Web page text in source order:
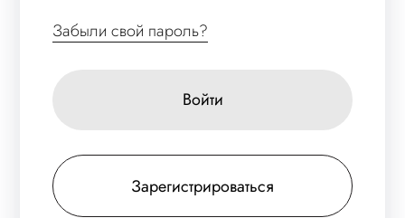
Забыли свой пароль?
Войти
Зарегистрироваться